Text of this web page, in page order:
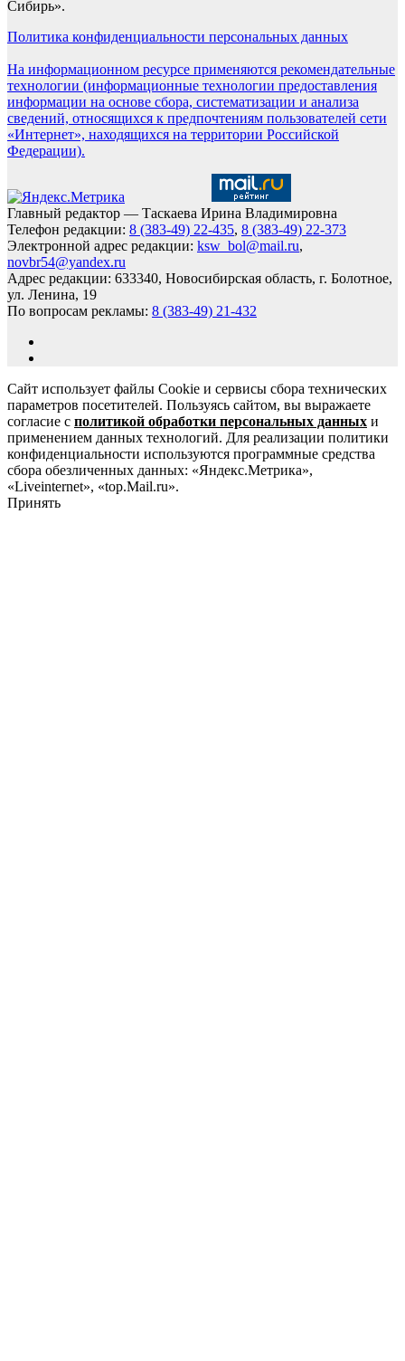
Сибирь».
Политика конфиденциальности персональных данных
На информационном ресурсе применяются рекомендательные
технологии (информационные технологии предоставления
информации на основе сбора, систематизации и анализа
сведений, относящихся к предпочтениям пользователей сети
«Интернет», находящихся на территории Российской
Федерации).
Главный редактор — Таскаева Ирина Владимировна
Телефон редакции: 8 (383-49) 22-435, 8 (383-49) 22-373
Электронной адрес редакции: ksw_bol@mail.ru,
novbr54@yandex.ru
Адрес редакции: 633340, Новосибирская область, г. Болотное,
ул. Ленина, 19
По вопросам рекламы: 8 (383-49) 21-432
Сайт использует файлы Cookie и сервисы сбора технических
параметров посетителей. Пользуясь сайтом, вы выражаете
согласие с политикой обработки персональных данных и
применением данных технологий. Для реализации политики
конфиденциальности используются программные средства
сбора обезличенных данных: «Яндекс.Метрика»,
«Liveinternet», «top.Mail.ru».
Принять